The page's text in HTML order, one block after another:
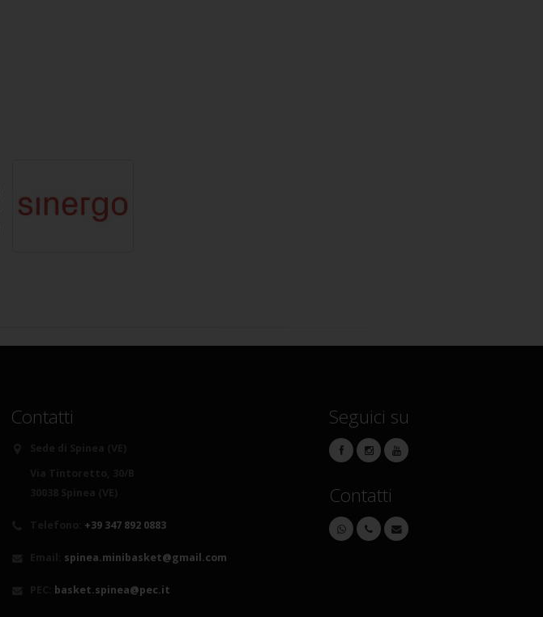
Contatti
+39 347 892 0883
spinea.minibasket@gmail.com
basket.spinea@pec.it
Seguici su
Contatti